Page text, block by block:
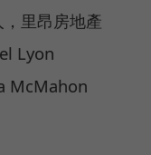
里昂房地產
Lyon
McMahon